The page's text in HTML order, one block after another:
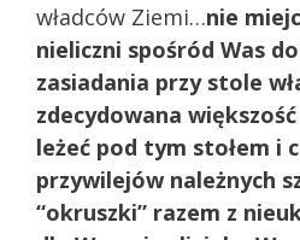
władców Ziemi…nie
nieliczni spośród Was
zasiadania przy stole
zdecydowana
leżeć pod tym stołem i
przywilejów należnych
“okruszki” razem z